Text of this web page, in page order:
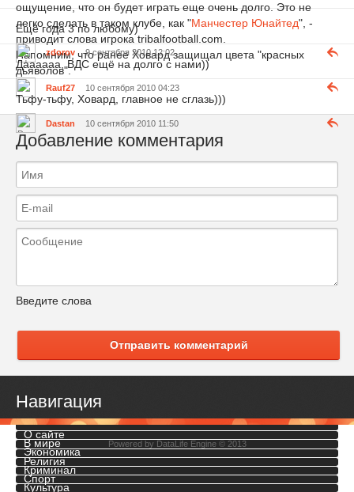
ощущение, что он будет играть еще очень долго. Это не
легко сделать в таком клубе, как "Манчестер Юнайтед", -
приводит слова игрока tribalfootball.com.
Напомним, что ранее Ховард защищал цвета "красных
дьяволов".
Ещё года 3 по любому)
zdorov 9 сентября 2010 12:02
Даааааа, ВДС ещё на долго с нами))
Rauf27 10 сентября 2010 04:23
Тьфу-тьфу, Ховард, главное не сглазь)))
Dastan 10 сентября 2010 11:50
Добавление комментария
Введите слова
Отправить комментарий
Навигация
О сайте
В мире
Экономика
Религия
Криминал
Спорт
Культура
Powered by DataLife Engine© 2013